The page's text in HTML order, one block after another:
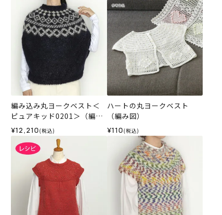
編み込み丸ヨークベスト＜
ピュアキッド0201＞（編み
物 材料セット）
¥12,210 (税込)
ハートの丸ヨークベスト
（編み図）
¥110 (税込)